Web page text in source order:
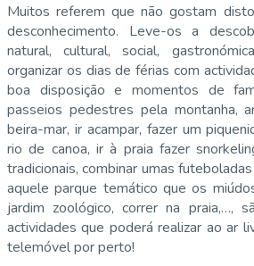
Muitos referem que não gostam
desconhecimento. Leve-os a
natural, cultural, social,
organizar os dias de férias com
boa disposição e momentos de
passeios pedestres pela montanha,
beira-mar, ir acampar, fazer um
rio de canoa, ir à praia fazer
tradicionais, combinar umas
aquele parque temático que os
jardim zoológico, correr na praia,…,
actividades que poderá realizar ao ar
telemóvel por perto!